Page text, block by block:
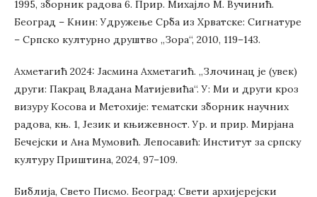
1995, зборник радова 6. Прир. Михајло М. Вучинић.
Београд – Книн: Удружење Срба из Хрватске: Сигнатуре
– Српско културно друштво „Зора“, 2010, 119–143.
Ахметагић 2024: Јасмина Ахметагић. „Злочинац је (увек)
други: Пакрац Владана Матијевића“. У: Ми и други кроз
визуру Косова и Метохије: тематски зборник научних
радова, књ. 1, Језик и књижевност. Ур. и прир. Мирјана
Бечејски и Ана Мумовић. Лепосавић: Институт за српску
културу Приштина, 2024, 97–109.
Библија, Свето Писмо. Београд: Свети архијерејски